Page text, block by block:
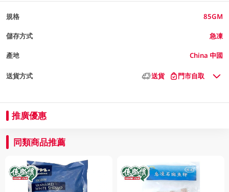
規格 85GM
儲存方式 急凍
產地 China 中國
送貨方式 送貨 門市自取
推廣優惠
同類商品推薦